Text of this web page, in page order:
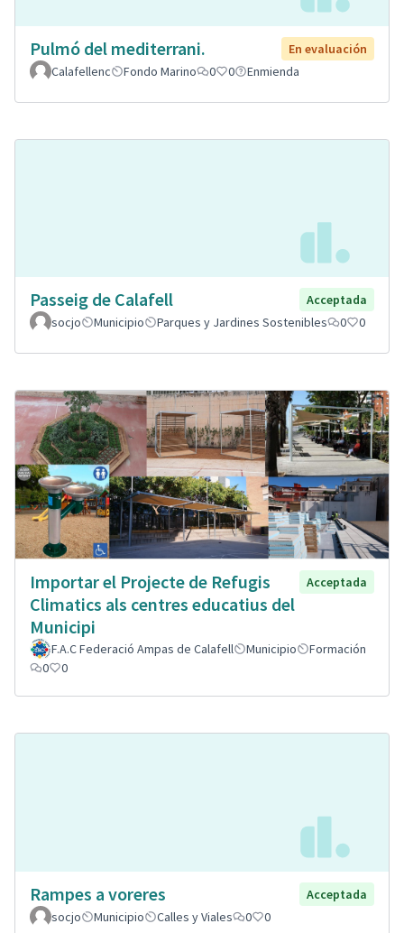
Pulmó del mediterrani.
En evaluación
Calafellenc
Fondo Marino 0 0 Enmienda
Passeig de Calafell
Acceptada
socjo
Municipio Parques y Jardines Sostenibles 0 0
Importar el Projecte de Refugis
Climatics als centres educatius del
Municipi
Acceptada
F.A.C Federació Ampas de Calafell Municipio
Formación
0
0
Rampes a voreres
Acceptada
socjo
Municipio Calles y Viales 0 0